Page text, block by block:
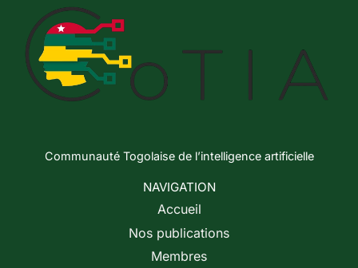
Communauté Togolaise de l’intelligence artificielle
NAVIGATION
Accueil
Nos publications
Membres